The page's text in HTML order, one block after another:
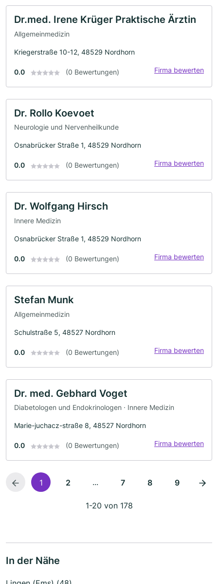
Dr.med. Irene Krüger Praktische Ärztin
Allgemeinmedizin
Kriegerstraße 10-12, 48529 Nordhorn
0.0 (0 Bewertungen) Firma bewerten
Dr. Rollo Koevoet
Neurologie und Nervenheilkunde
Osnabrücker Straße 1, 48529 Nordhorn
0.0 (0 Bewertungen) Firma bewerten
Dr. Wolfgang Hirsch
Innere Medizin
Osnabrücker Straße 1, 48529 Nordhorn
0.0 (0 Bewertungen) Firma bewerten
Stefan Munk
Allgemeinmedizin
Schulstraße 5, 48527 Nordhorn
0.0 (0 Bewertungen) Firma bewerten
Dr. med. Gebhard Voget
Diabetologen und Endokrinologen · Innere Medizin
Marie-juchacz-straße 8, 48527 Nordhorn
0.0 (0 Bewertungen) Firma bewerten
1 2 ... 7 8 9
1-20 von 178
In der Nähe